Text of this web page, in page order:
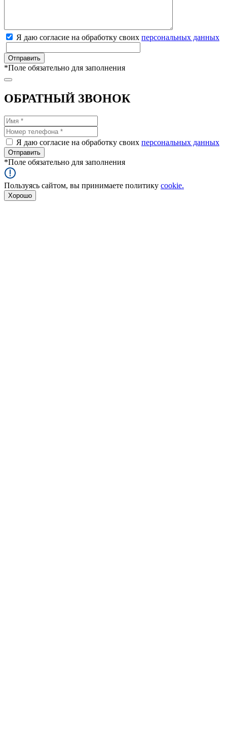
Я даю согласие на обработку своих персональных данных
*Поле обязательно для заполнения
ОБРАТНЫЙ ЗВОНОК
Я даю согласие на обработку своих персональных данных
*Поле обязательно для заполнения
Пользуясь сайтом, вы принимаете политику cookie.
Хорошо